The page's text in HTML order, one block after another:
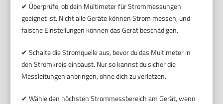
✔ Überprüfe, ob dein Multimeter für Strommessungen
geeignet ist. Nicht alle Geräte können Strom messen, und
falsche Einstellungen können das Gerät beschädigen.
✔ Schalte die Stromquelle aus, bevor du das Multimeter in
den Stromkreis einbaust. Nur so kannst du sicher die
Messleitungen anbringen, ohne dich zu verletzen.
✔ Wähle den höchsten Strommessbereich am Gerät, wenn